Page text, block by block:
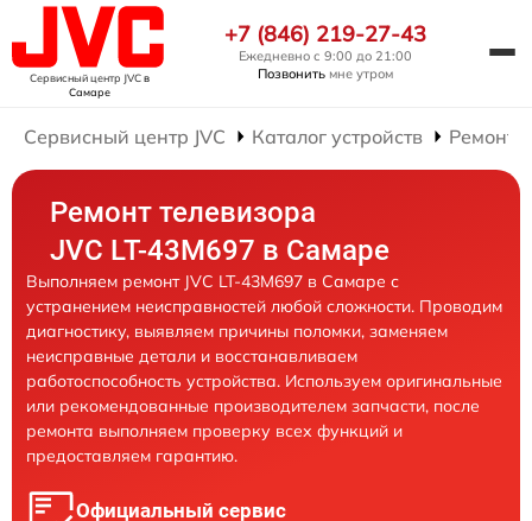
Сервисный центр JVCв
Самаре
+7 (846) 219-27-43
Ежедневно с 9:00 до 21:00
Позвонить мне утром
Сервисный центр JVC Каталог устройств Ремонт
Ремонт телевизора
JVC LT-43M697 в Самаре
Выполняем ремонт JVC LT-43M697 в Самаре с
устранением неисправностей любой сложности. Проводим
диагностику, выявляем причины поломки, заменяем
неисправные детали и восстанавливаем
работоспособность устройства. Используем оригинальные
или рекомендованные производителем запчасти, после
ремонта выполняем проверку всех функций и
предоставляем гарантию.
Официальный сервис